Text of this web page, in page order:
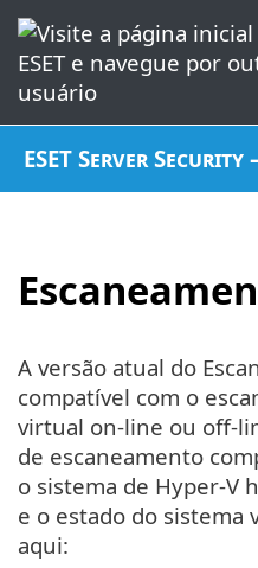
ESET Server Security
A versão atual do
compatível com o
virtual on-line ou off-
de escaneamento
o sistema de Hyper-V
e o estado do sistema
aqui: